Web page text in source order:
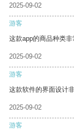
2025-09-02
游客
这款app的商品种类非
2025-09-02
游客
这款软件的界面设计
2025-09-02
游客